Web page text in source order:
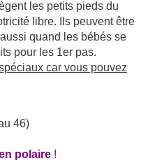
les petits pieds du
libre. Ils peuvent être
quand les bébés se
pour les 1er pas.
car vous pouvez
46)
polaire !